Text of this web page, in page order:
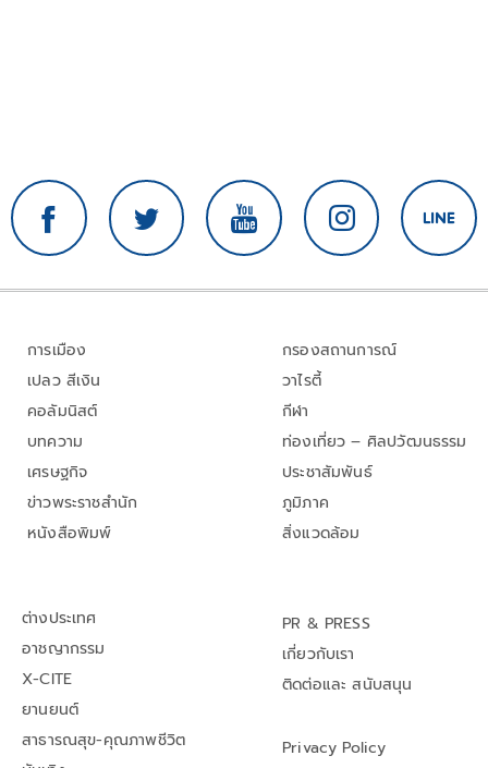
การเมือง
เปลว สีเงิน
คอลัมนิสต์
บทความ
เศรษฐกิจ
ข่าวพระราชสำนัก
หนังสือพิมพ์
กรองสถานการณ์
วาไรตี้
กีฬา
ท่องเที่ยว – ศิลปวัฒนธรรม
ประชาสัมพันธ์
ภูมิภาค
สิ่งแวดล้อม
ต่างประเทศ
อาชญากรรม
X-CITE
ยานยนต์
สาธารณสุข-คุณภาพชีวิต
PR & PRESS
เกี่ยวกับเรา
ติดต่อและ สนับสนุน
Privacy Policy